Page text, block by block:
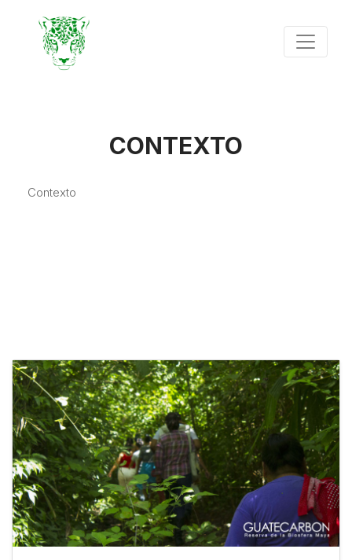
CONTEXTO
Contexto